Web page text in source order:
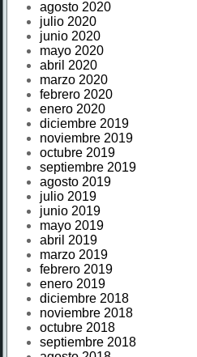
agosto 2020
julio 2020
junio 2020
mayo 2020
abril 2020
marzo 2020
febrero 2020
enero 2020
diciembre 2019
noviembre 2019
octubre 2019
septiembre 2019
agosto 2019
julio 2019
junio 2019
mayo 2019
abril 2019
marzo 2019
febrero 2019
enero 2019
diciembre 2018
noviembre 2018
octubre 2018
septiembre 2018